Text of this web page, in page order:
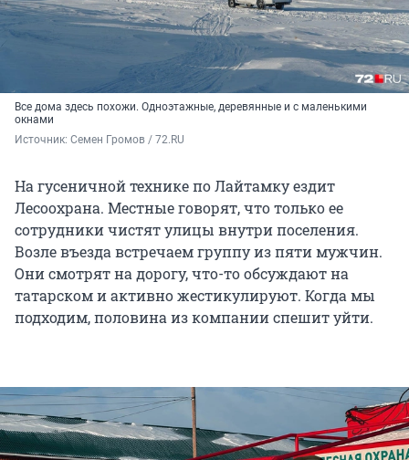
Все дома здесь похожи. Одноэтажные, деревянные и с маленькими
окнами
Источник: Семен Громов / 72.RU
На гусеничной технике по Лайтамку ездит
Лесоохрана. Местные говорят, что только ее
сотрудники чистят улицы внутри поселения.
Возле въезда встречаем группу из пяти мужчин.
Они смотрят на дорогу, что-то обсуждают на
татарском и активно жестикулируют. Когда мы
подходим, половина из компании спешит уйти.